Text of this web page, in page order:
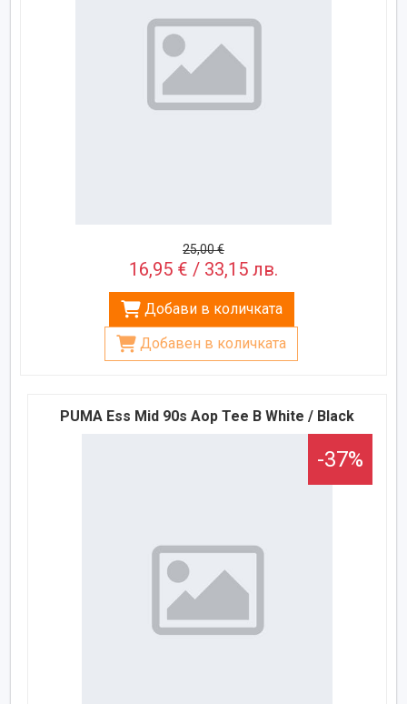
25,00 €
16,95 € / 33,15 лв.
Добави в количката
Добавен в количката
PUMA Ess Mid 90s Aop Tee B White / Black
-37%